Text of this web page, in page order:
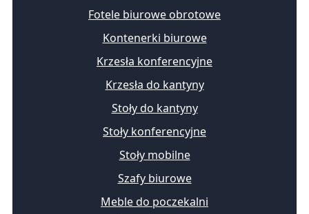
Fotele biurowe obrotowe
Kontenerki biurowe
Krzesła konferencyjne
Krzesła do kantyny
Stoły do kantyny
Stoły konferencyjne
Stoły mobilne
Szafy biurowe
Meble do poczekalni